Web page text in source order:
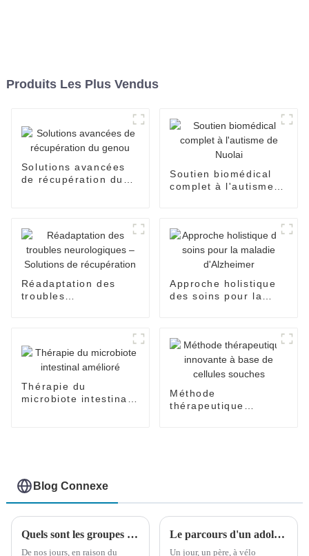
Produits Les Plus Vendus
Solutions avancées
de récupération du
Soutien biomédical
complet à l'autisme
Réadaptation des
troubles
Approche holistique
des soins pour la
Thérapie du
microbiote intestinal
Méthode
thérapeutique
Blog Connexe
Quels sont les groupes à haut risque d’hémorragie cérébrale ?
De nos jours, en raison du
Le parcours d'un adolescent atteint de paralysie cérébrale pour réaliser ses rêves a ému d'innombrables personnes aux larmes
Un jour, un père, à vélo